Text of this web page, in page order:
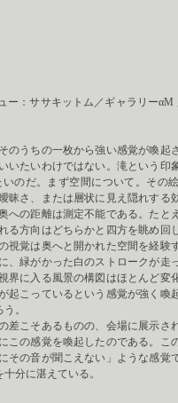
：ササキットム／ギャラリーαM
うちの一枚から強い感覚が喚起
たいわけではない。滝という印
のだ。まず空間について。その
さ、または層状に見え隠れする
の距離は測定不能である。たと
る方向はどちらかと四方を眺め回
覚は奥へと開かれた空間を経験
緑がかった白のストロークが走
界に入る風景の構図はほとんど変
こっているという感覚が強く喚
。
こそあるものの、会場に展示さ
の感覚を喚起したのである。こ
の音が聞こえない」ような感覚
分に湛えている。